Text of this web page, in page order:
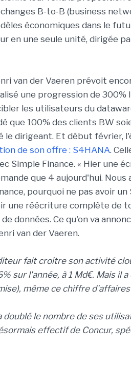
B-to-B (business
économiques dans le
en une seule unité, dirigée
van der Vaeren prévoit
une progression de 300%
les utilisateurs du
que 100% des clients BW
le dirigeant. Et début
de son offre : S4HANA.
Simple Finance. « Hier une
que 4 aujourd'hui.
pourquoi ne pas avoir
une réécriture complète de
données. Ce qu'on va
van der Vaeren.
fait croître son activité
sur l'année, à 1 Md€. Mais il
même ce chiffre
doublé le nombre de ses
effectif de Concur,